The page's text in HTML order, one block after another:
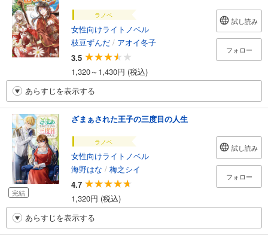
ラノベ
女性向けライトノベル
枝豆ずんだ / アオイ冬子
3.5
1,320～1,430円 (税込)
試し読み
フォロー
あらすじを表示する
完結
ざまぁされた王子の三度目の人生
ラノベ
女性向けライトノベル
海野はな / 梅之シイ
4.7
1,320円 (税込)
試し読み
フォロー
あらすじを表示する